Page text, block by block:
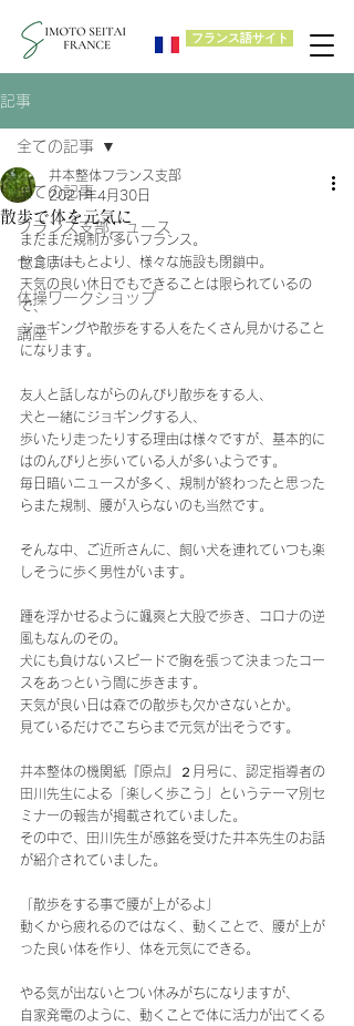
フランス語サイト
記事
全ての記事
フランス支部ニュース
セミナー
体操ワークショップ
講座
全ての記事
散歩で体を元気に
井本整体フランス支部
2021年4月30日
まだまだ規制が多いフランス。
飲食店はもとより、様々な施設も閉鎖中。
天気の良い休日でもできることは限られているの
で、
ジョギングや散歩をする人をたくさん見かけること
になります。
友人と話しながらのんびり散歩をする人、
犬と一緒にジョギングする人、
歩いたり走ったりする理由は様々ですが、基本的に
はのんびりと歩いている人が多いようです。
毎日暗いニュースが多く、規制が終わったと思った
らまた規制、腰が入らないのも当然です。
そんな中、ご近所さんに、飼い犬を連れていつも楽
しそうに歩く男性がいます。
踵を浮かせるように颯爽と大股で歩き、コロナの逆
風もなんのその。
犬にも負けないスピードで胸を張って決まったコー
スをあっという間に歩きます。
天気が良い日は森での散歩も欠かさないとか。
見ているだけでこちらまで元気が出そうです。
井本整体の機関紙『原点』２月号に、認定指導者の
田川先生による「楽しく歩こう」というテーマ別セ
ミナーの報告が掲載されていました。
その中で、田川先生が感銘を受けた井本先生のお話
が紹介されていました。
「散歩をする事で腰が上がるよ」
動くから疲れるのではなく、動くことで、腰が上が
った良い体を作り、体を元気にできる。
やる気が出ないとつい休みがちになりますが、
自家発電のように、動くことで体に活力が出てくる